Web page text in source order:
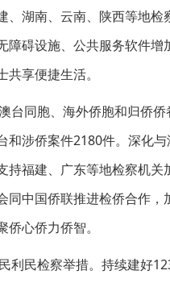
、湖南、云南、陕西等地检
障碍设施、公共服务软件增
共享便捷生活。
台同胞、海外侨胞和归侨
和涉侨案件2180件。深化
持福建、广东等地检察机关
同中国侨联推进检侨合作，
侨心侨力侨智。
利民检察举措。持续建好